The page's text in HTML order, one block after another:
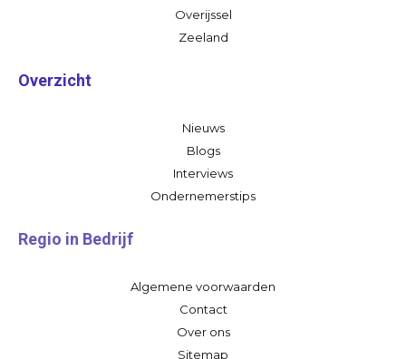
Overijssel
Zeeland
Overzicht
Nieuws
Blogs
Interviews
Ondernemerstips
Regio in Bedrijf
Algemene voorwaarden
Contact
Over ons
Sitemap